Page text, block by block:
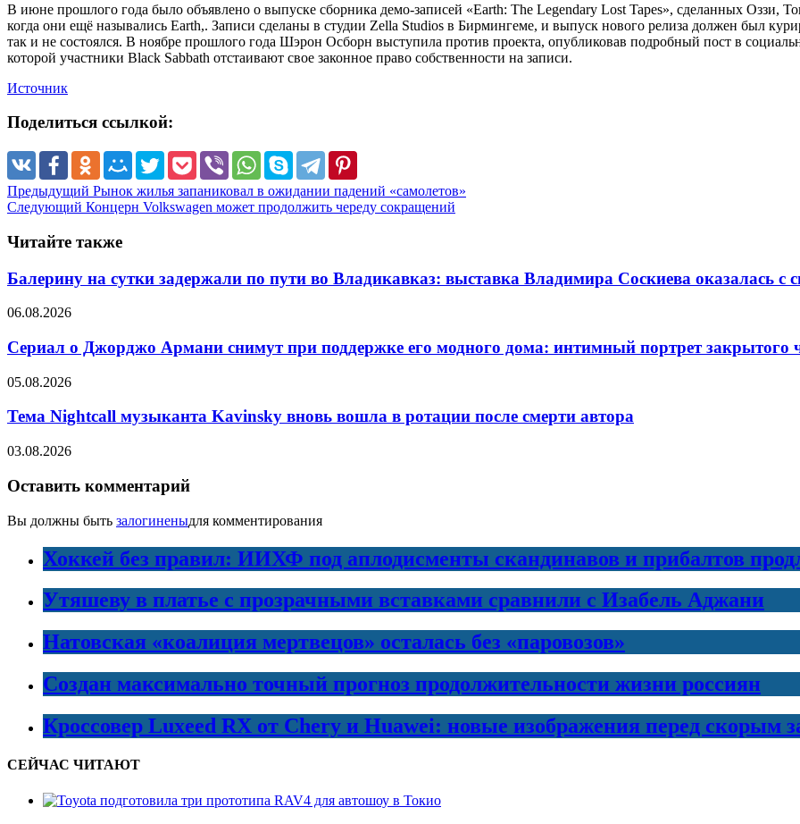
В июне прошлого года было объявлено о выпуске сборника демо-записей «Earth: The Legendary Lost Tapes», сделанных Оззи,
когда они ещё назывались Earth,. Записи сделаны в студии Zella Studios в Бирмингеме, и выпуск нового релиза должен был
так и не состоялся. В ноябре прошлого года Шэрон Осборн выступила против проекта, опубликовав подробный пост в
которой участники Black Sabbath отстаивают свое законное право собственности на записи.
Источник
Поделиться ссылкой:
Предыдущий Рынок жилья запаниковал в ожидании падений «самолетов»
Следующий Концерн Volkswagen может продолжить череду сокращений
Читайте также
Балерину на сутки задержали по пути во Владикавказ: выставка Владимира Соскиева оказалась с
06.08.2026
Сериал о Джорджо Армани снимут при поддержке его модного дома: интимный портрет закрытого
05.08.2026
Тема Nightcall музыканта Kavinsky вновь вошла в ротации после смерти автора
03.08.2026
Оставить комментарий
Вы должны быть залогиненыдля комментирования
Хоккей без правил: ИИХФ под аплодисменты скандинавов и прибалтов
Утяшеву в платье с прозрачными вставками сравнили с Изабель Аджани
Натовская «коалиция мертвецов» осталась без «паровозов»
Создан максимально точный прогноз продолжительности жизни россиян
Кроссовер Luxeed RX от Chery и Huawei: новые изображения перед скорым
СЕЙЧАС ЧИТАЮТ